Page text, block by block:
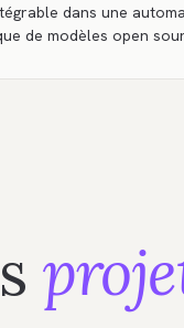
dans une
de modèles open